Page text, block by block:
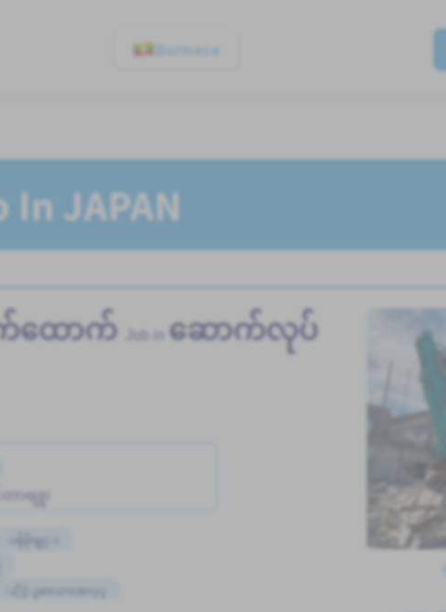
Burmese
JAPAN
ထောက်
ဆောက်လုပ်
ာဗျူး
ပရိုမိုးရွင္း
ႏိုင္ငံျခားသားအလုပ္